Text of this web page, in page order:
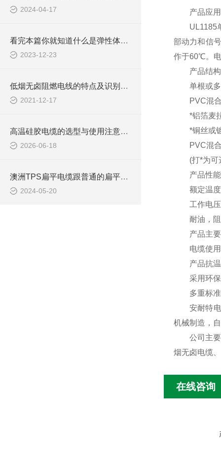
2024-04-17
看完本篇你就知道什么是弹性体电缆了
2023-12-23
低烟无卤阻燃电线的特点及识别方法
2021-12-17
高温硅胶电缆的选型与使用注意事项
2026-06-18
澳洲TPS扁平电缆跟普通的扁平电缆有什么区别？
2024-05-20
产品应用
UL1185单
部动力和信
作于60℃。
产品结构
单根或多
PVC混合
*铝箔麦拉
*铜丝或镀
PVC混合
(打*为可
产品性能
额定温度
工作电压
耐油，阻
产品主要
电缆使用
产品抗温
采用环保
多重标准的
安耐特电缆
机械制造，
公司主要产
烟无卤电缆
在线咨询